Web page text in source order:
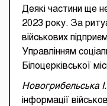
Деякі частини ще
2023 року. За
військових
Управлінням
Білоцерківської
Новогрибельська
інформації